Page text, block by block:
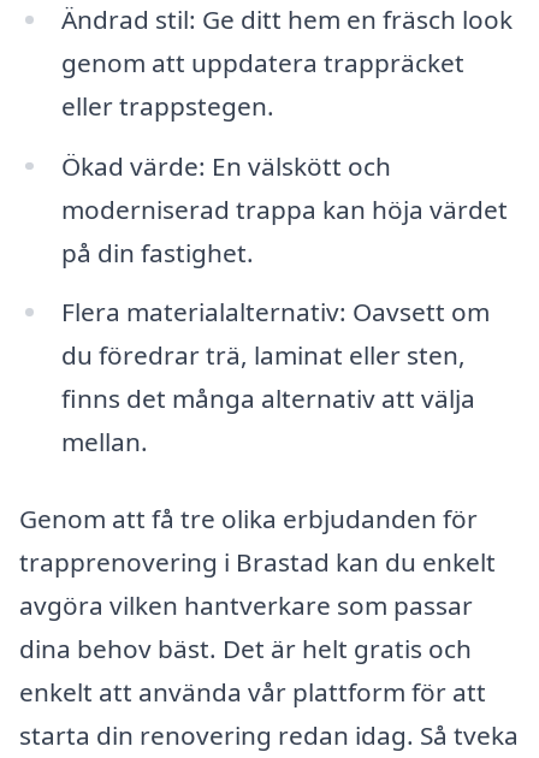
Ändrad stil: Ge ditt hem en fräsch look
genom att uppdatera trappräcket
eller trappstegen.
Ökad värde: En välskött och
moderniserad trappa kan höja värdet
på din fastighet.
Flera materialalternativ: Oavsett om
du föredrar trä, laminat eller sten,
finns det många alternativ att välja
mellan.
Genom att få tre olika erbjudanden för
trapprenovering i Brastad kan du enkelt
avgöra vilken hantverkare som passar
dina behov bäst. Det är helt gratis och
enkelt att använda vår plattform för att
starta din renovering redan idag. Så tveka